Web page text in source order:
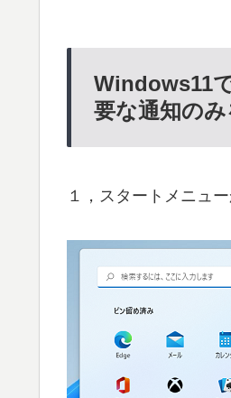
Windows11
要な通知の
１，スタートメニュ